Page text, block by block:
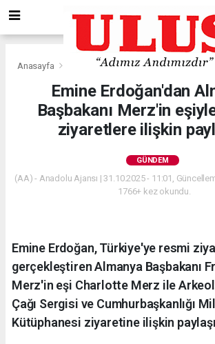
Anasayfa Gündem
Emine Erdoğan'dan
Başbakanı Merz'in
ziyaretlere ilişkin
GÜNDEM
(AA) - Anadolu Ajansı | 31.10.2025 - 11:01,
1766+ kez okundu.
Emine Erdoğan, Türkiye'ye resmi
gerçekleştiren Almanya Başbakanı
Merz'in eşi Charlotte Merz ile
Çağı Sergisi ve Cumhurbaşkanlığı
Kütüphanesi ziyaretine ilişkin